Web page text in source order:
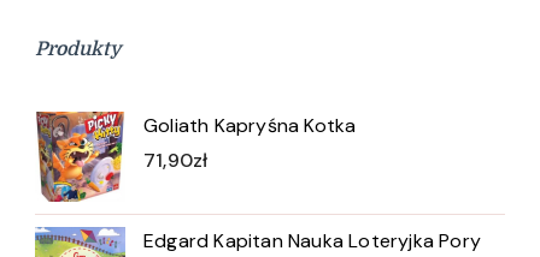
Produkty
Goliath Kapryśna Kotka
71,90zł
Edgard Kapitan Nauka Loteryjka Pory